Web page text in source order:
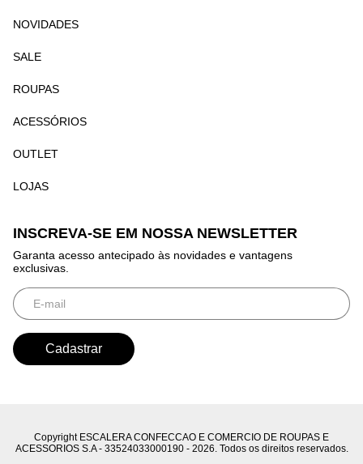
NOVIDADES
SALE
ROUPAS
ACESSÓRIOS
OUTLET
LOJAS
INSCREVA-SE EM NOSSA NEWSLETTER
Garanta acesso antecipado às novidades e vantagens
exclusivas.
Copyright ESCALERA CONFECCAO E COMERCIO DE ROUPAS E
ACESSORIOS S.A - 33524033000190 - 2026. Todos os direitos reservados.